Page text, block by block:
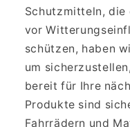
Schutzmitteln, die
vor
schützen, haben
um
bereit für Ihre
Produkte sind
Fahrrädern und